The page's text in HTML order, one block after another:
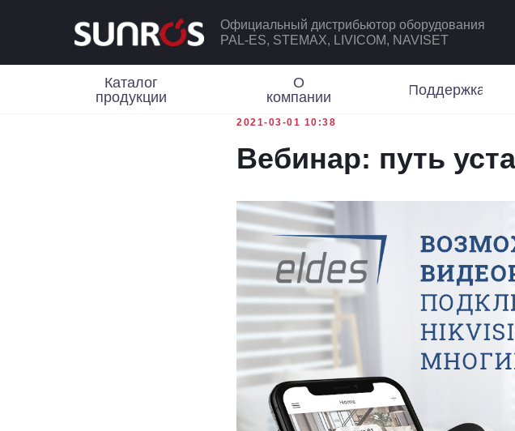
Официальный дистрибьютор оборудования
PAL-ES, STEMAX, LIVICOM, NAVISET
Каталог
продукции
О
компании
Поддержка
2021-03-01 10:38
Вебинар: путь